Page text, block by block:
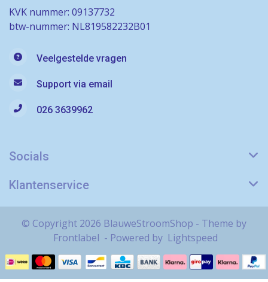
KVK nummer: 09137732
btw-nummer: NL819582232B01
Veelgestelde vragen
Support via email
026 3639962
Socials
Klantenservice
© Copyright 2026 BlauweStroomShop - Theme by
Frontlabel - Powered by Lightspeed